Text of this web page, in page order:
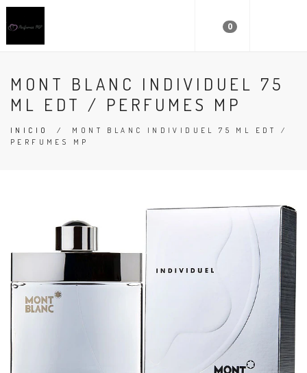
0
MONT BLANC INDIVIDUEL 75
ML EDT / PERFUMES MP
INICIO / MONT BLANC INDIVIDUEL 75 ML EDT /
PERFUMES MP